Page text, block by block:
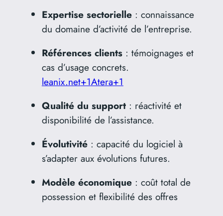
Expertise sectorielle: connaissance
du domaine d’activité de l’entreprise.
Références clients: témoignages et
cas d’usage concrets.
leanix.net+1Atera+1
Qualité du support: réactivité et
disponibilité de l’assistance.
Évolutivité: capacité du logiciel à
s’adapter aux évolutions futures.
Modèle économique: coût total de
possession et flexibilité des offres